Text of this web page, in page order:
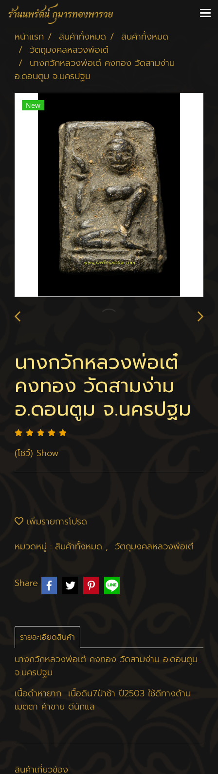
หน้าแรก สินค้าทั้งหมด
สินค้าทั้งหมด
วัตถุมงคลหลวงพ่อเต๋
นางกวักหลวงพ่อเต๋ คงทอง วัดสามง่าม
อ.ดอนตูม จ.นครปฐม
New
นางกวักหลวงพ่อเต๋
คงทอง วัดสามง่าม
อ.ดอนตูม จ.นครปฐม
(โชว์) Show
เพิ่มรายการโปรด
หมวดหมู่ : สินค้าทั้งหมด , วัตถุมงคลหลวงพ่อเต๋
Share
รายละเอียดสินค้า
นางกวักหลวงพ่อเต๋ คงทอง วัดสามง่าม อ.ดอนตูม
จ.นครปฐม
เนื้อดำหายาก ​ เนื้อดิน7ป่าช้า​ ปี2503​ ใช้ดีทางด้าน
เมตตา​ ค้าขาย​ ดีนักแล
สินค้าเกี่ยวข้อง